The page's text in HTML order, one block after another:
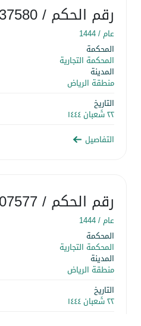
رقم الحكم/ 4430137580
عام /1444
المحكمة
المحكمة التجارية
المدينة
منطقة الرياض
التاريخ
٢٢ شَعبان ١٤٤٤
التفاصيل
رقم الحكم/ 4430207577
عام /1444
المحكمة
المحكمة التجارية
المدينة
منطقة الرياض
التاريخ
٢٢ شَعبان ١٤٤٤